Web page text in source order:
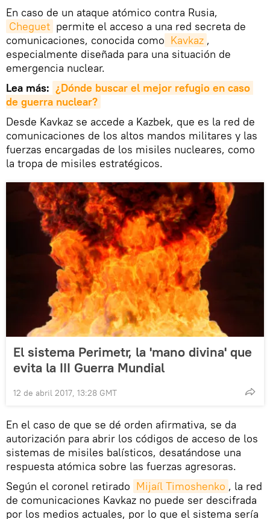
En caso de un ataque atómico contra Rusia,
Cheguet permite el acceso a una red secreta de
comunicaciones, conocida como Kavkaz ,
especialmente diseñada para una situación de
emergencia nuclear.
Lea más: ¿Dónde buscar el mejor refugio en caso
de guerra nuclear?
Desde Kavkaz se accede a Kazbek, que es la red de
comunicaciones de los altos mandos militares y las
fuerzas encargadas de los misiles nucleares, como
la tropa de misiles estratégicos.
El sistema Perimetr, la 'mano divina' que
evita la III Guerra Mundial
12 de abril 2017, 13:28 GMT
En el caso de que se dé orden afirmativa, se da
autorización para abrir los códigos de acceso de los
sistemas de misiles balísticos, desatándose una
respuesta atómica sobre las fuerzas agresoras.
Según el coronel retirado Mijaíl Timoshenko , la red
de comunicaciones Kavkaz no puede ser descifrada
por los medios actuales, por lo que el sistema sería